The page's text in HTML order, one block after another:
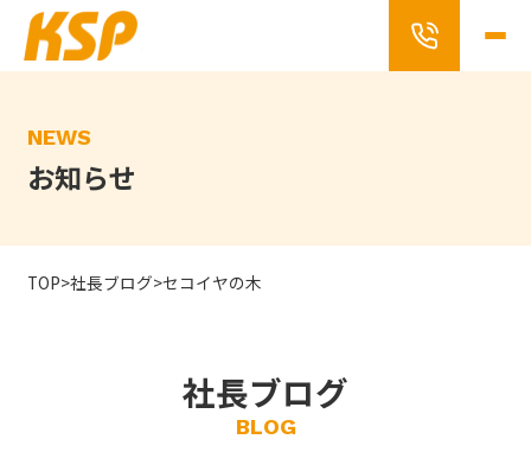
Skip
the
content
NEWS
お知らせ
TOP>社長ブログ>セコイヤの木
社長ブログ
BLOG